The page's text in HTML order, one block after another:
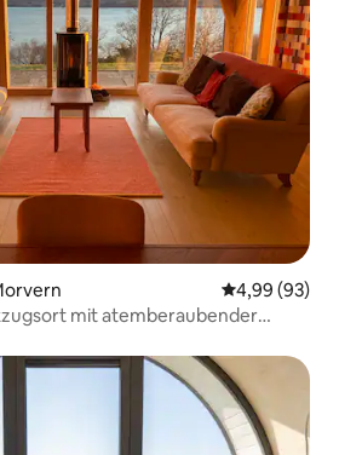
4,99 (93)
mit atemberaubender